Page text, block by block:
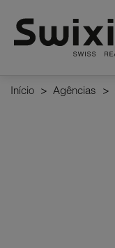
Início > Agências >